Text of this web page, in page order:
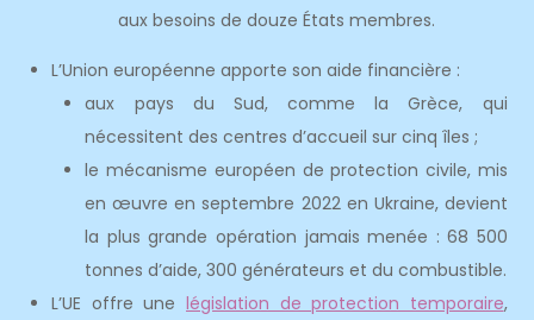
aux besoins de douze États membres.
L’Union européenne apporte son aide financière :
aux pays du Sud, comme la Grèce, qui
nécessitent des centres d’accueil sur cinq îles ;
le mécanisme européen de protection civile, mis
en œuvre en septembre 2022 en Ukraine, devient
la plus grande opération jamais menée : 68 500
tonnes d’aide, 300 générateurs et du combustible.
L’UE offre une législation de protection temporaire,